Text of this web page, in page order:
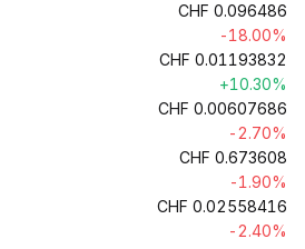
CHF 0.096486
-18.00%
CHF 0.01193832
+10.30%
CHF 0.00607686
-2.70%
CHF 0.673608
-1.90%
CHF 0.02558416
-2.40%